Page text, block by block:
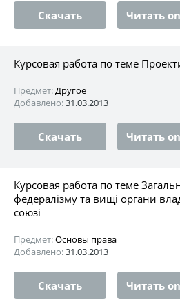
Скачать Читать
Курсовая работа по теме
Предмет:Другое
Добавлено:31.03.2013
Скачать Читать
Курсовая работа по теме
федералізму та вищі органи
союзі
Предмет:Основы права
Добавлено:31.03.2013
Скачать Читать